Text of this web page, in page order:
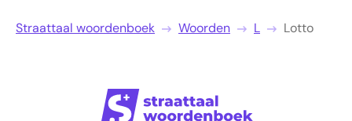
Straattaal woordenboek Woorden L Lotto